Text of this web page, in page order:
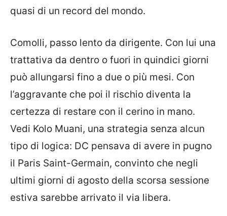
quasi di un record del mondo.
Comolli, passo lento da dirigente. Con lui una
trattativa da dentro o fuori in quindici giorni
può allungarsi fino a due o più mesi. Con
l’aggravante che poi il rischio diventa la
certezza di restare con il cerino in mano.
Vedi Kolo Muani, una strategia senza alcun
tipo di logica: DC pensava di avere in pugno
il Paris Saint-Germain, convinto che negli
ultimi giorni di agosto della scorsa sessione
estiva sarebbe arrivato il via libera.